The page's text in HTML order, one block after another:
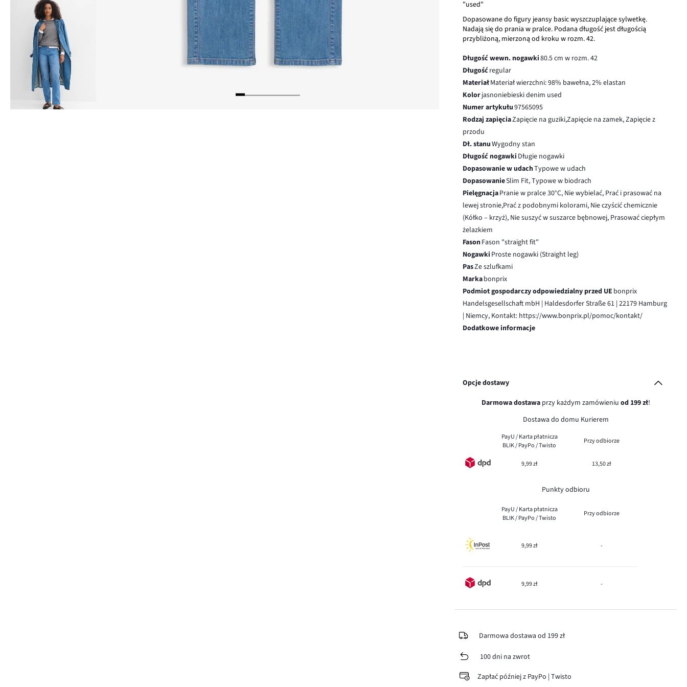
"used"
Dopasowane do figury jeansy basic wyszczuplające sylwetkę.
Nadają się do prania w pralce. Podana długość jest długością
przybliżoną, mierzoną od kroku w rozm. 42.
Długość wewn. nogawki80.5 cm w rozm. 42
Długośćregular
MateriałMateriał wierzchni: 98% bawełna, 2% elastan
Kolorjasnoniebieski denim used
Numer artykułu97565095
Rodzaj zapięciaZapięcie na guziki,Zapięcie na zamek, Zapięcie z
przodu
Dł. stanuWygodny stan
Długość nogawki Długie nogawki
Dopasowanie w udachTypowe w udach
DopasowanieSlim Fit, Typowe w biodrach
PielęgnacjaPranie w pralce 30°C, Nie wybielać, Prać i prasować na
lewej stronie,Prać z podobnymi kolorami, Nie czyścić chemicznie
(Kółko – krzyż), Nie suszyć w suszarce bębnowej, Prasować ciepłym
żelazkiem
FasonFason "straight fit"
Nogawki Proste nogawki (Straight leg)
PasZe szlufkami
Markabonprix
Podmiot gospodarczy odpowiedzialny przed UE bonprix
Handelsgesellschaft mbH | Haldesdorfer Straße 61 | 22179 Hamburg
| Niemcy, Kontakt: https://www.bonprix.pl/pomoc/kontakt/
Dodatkowe informacje
Opcje dostawy
Darmowa dostawaprzy każdym zamówieniu od 199 zł!
Dostawa do domu Kurierem
PayU / Karta płatnicza
BLIK / PayPo / Twisto
Przy odbiorze
9,99 zł 13,50 zł
Punkty odbioru
PayU / Karta płatnicza
BLIK / PayPo / Twisto
Przy odbiorze
9,99 zł -
9,99 zł -
Darmowa dostawa od 199 zł
100 dni na zwrot
Zapłać później z PayPo | Twisto